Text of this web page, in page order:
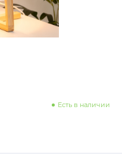
Есть в наличии